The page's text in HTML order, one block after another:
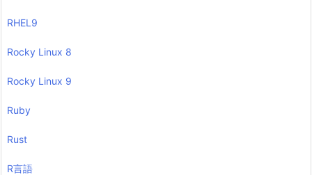
RHEL9
Rocky Linux 8
Rocky Linux 9
Ruby
Rust
R言語